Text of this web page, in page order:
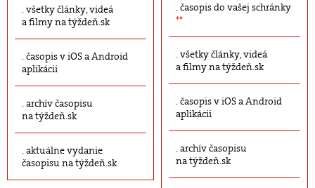
všetky články, videá
a filmy na týždeň.sk
časopis v iOS a Android
aplikácii
archív časopisu
na týždeň.sk
aktuálne vydanie
časopisu na týždeň.sk
časopis do vašej schránky
**
všetky články, videá
a filmy na týždeň.sk
časopis v iOS a Android
aplikácii
archív časopisu
na týždeň.sk